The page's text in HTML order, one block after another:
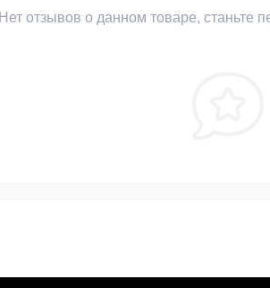
Нет отзывов о данном товаре, станьте